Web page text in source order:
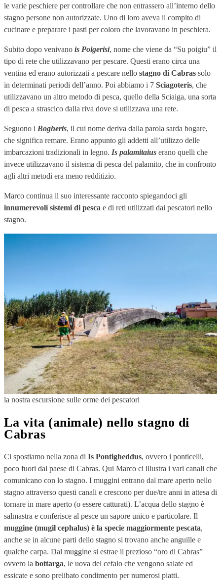
le varie peschiere per controllare che non entrassero all’interno dello
stagno persone non autorizzate. Uno di loro aveva il compito di
cucinare e preparare i pasti per coloro che lavoravano in peschiera.
Subito dopo venivano is Poigerisi, nome che viene da “Su poigiu” il
tipo di rete che utilizzavano per pescare. Questi erano circa una
ventina ed erano autorizzati a pescare nello stagno di Cabras solo
in determinati periodi dell’anno. Poi abbiamo i 7 Sciagoteris, che
utilizzavano un altro metodo di pesca, quello della Sciaiga, una sorta
di pesca a strascico dalla riva dove si utilizzava una rete.
Seguono i Bogheris, il cui nome deriva dalla parola sarda bogare,
che significa remare. Erano appunto gli addetti all’utilizzo delle
imbarcazioni tradizionali in legno. Is palamitaius erano quelli che
invece utilizzavano il sistema di pesca del palamito, che in confronto
agli altri metodi era meno redditizio.
Marco continua il suo interessante racconto spiegandoci gli
innumerevoli sistemi di pesca e di reti utilizzati dai pescatori nello
stagno.
la nostra escursione sulle orme dei pescatori
La vita (animale) nello stagno di
Cabras
Ci spostiamo nella zona di Is Pontigheddus, ovvero i ponticelli,
poco fuori dal paese di Cabras. Qui Marco ci illustra i vari canali che
comunicano con lo stagno. I muggini entrano dal mare aperto nello
stagno attraverso questi canali e crescono per due/tre anni in attesa di
tornare in mare aperto (o essere catturati). L’acqua dello stagno è
salmastra e conferisce al pesce un sapore unico e particolare. Il
muggine (mugil cephalus) è la specie maggiormente pescata,
anche se in alcune parti dello stagno si trovano anche anguille e
qualche carpa. Dal muggine si estrae il prezioso “oro di Cabras”
ovvero la bottarga, le uova del cefalo che vengono salate ed
essicate e sono prelibato condimento per numerosi piatti.